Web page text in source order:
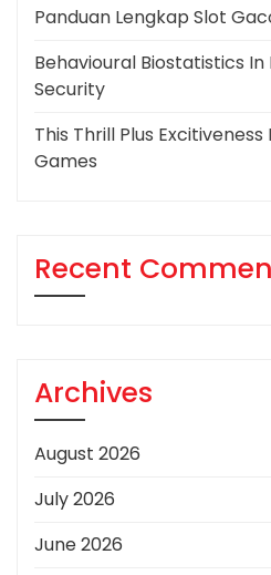
Panduan Lengkap Slot
Behavioural Biostatistics In
Security
This Thrill Plus
Games
Recent
Archives
August 2026
July 2026
June 2026